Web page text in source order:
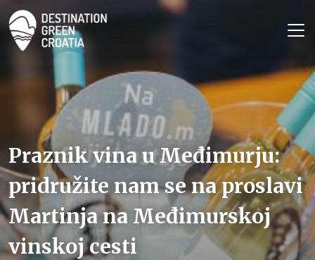
Praznik vina u Međimurju:
pridružite nam se na proslavi
Martinja na Međimurskoj
vinskoj cesti